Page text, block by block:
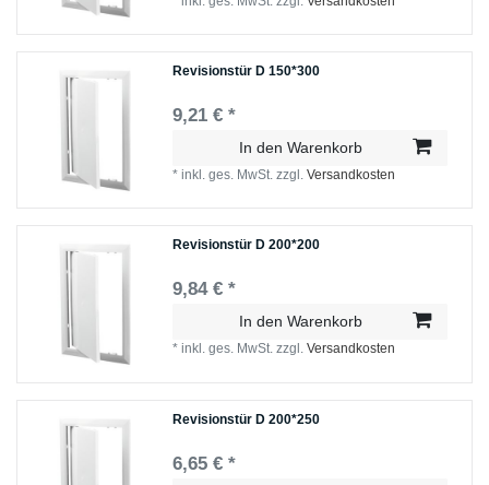
Revisionstür D 150*300
9,21 € *
In den Warenkorb
*inkl. ges. MwSt. zzgl.Versandkosten
Revisionstür D 200*200
9,84 € *
In den Warenkorb
*inkl. ges. MwSt. zzgl.Versandkosten
Revisionstür D 200*250
6,65 € *